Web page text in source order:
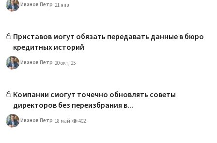
Иванов Петр 21 янв
Приставов могут обязать передавать данные в бюро
кредитных историй
Иванов Петр 20 окт, 25
Компании смогут точечно обновлять советы
директоров без переизбрания в...
Иванов Петр 18 май 402